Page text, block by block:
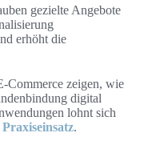
gezielte Angebote
erhöht die
zeigen, wie
digital
lohnt sich
.